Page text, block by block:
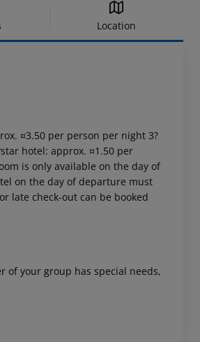
Location
¤3.50 per person per night 3?
hotel: approx. ¤1.50 per
is only available on the day of
on the day of departure must
late check-out can be booked
your group has special needs,